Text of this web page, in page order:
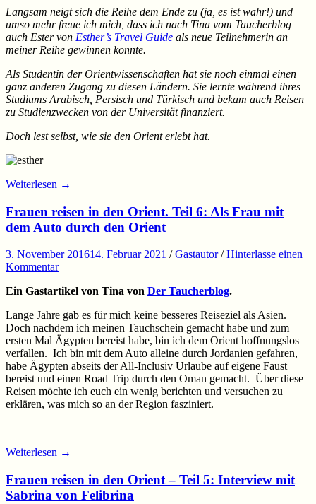
Langsam neigt sich die Reihe dem Ende zu (ja, es ist wahr!) und
umso mehr freue ich mich, dass ich nach Tina vom Taucherblog
auch Ester von Esther’s Travel Guide als neue Teilnehmerin an
meiner Reihe gewinnen konnte.
Als Studentin der Orientwissenschaften hat sie noch einmal einen
ganz anderen Zugang zu diesen Ländern. Sie lernte während ihres
Studiums Arabisch, Persisch und Türkisch und bekam auch Reisen
zu Studienzwecken von der Universität finanziert.
Doch lest selbst, wie sie den Orient erlebt hat.
Weiterlesen →
Frauen reisen in den Orient. Teil 6: Als Frau mit
dem Auto durch den Orient
3. November 201614. Februar 2021 /Gastautor /Hinterlasse einen
Kommentar
Ein Gastartikel von Tina von Der Taucherblog.
Lange Jahre gab es für mich keine besseres Reiseziel als Asien.
Doch nachdem ich meinen Tauchschein gemacht habe und zum
ersten Mal Ägypten bereist habe, bin ich dem Orient hoffnungslos
verfallen. Ich bin mit dem Auto alleine durch Jordanien gefahren,
habe Ägypten abseits der All-Inclusiv Urlaube auf eigene Faust
bereist und einen Road Trip durch den Oman gemacht. Über diese
Reisen möchte ich euch ein wenig berichten und versuchen zu
erklären, was mich so an der Region fasziniert.
Weiterlesen →
Frauen reisen in den Orient – Teil 5: Interview mit
Sabrina von Felibrina